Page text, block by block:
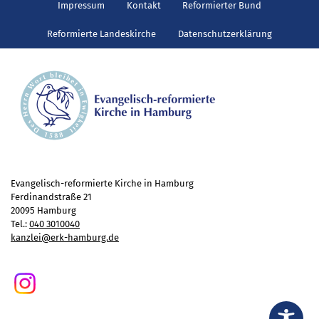
Gottesdienst
Reisen
Jugend
Familiengottesdienst
Konfirmandenunterricht
Konfi-Rookies
Diakonie
Stiftung Altenhof
Frühstück für alle
Wer will noch mitfahren?
Impressum Kontakt Reformierter Bund
Reformierte Landeskirche Datenschutzerklärung
Evangelisch-reformierte Kirche in Hamburg
Ferdinandstraße 21
20095 Hamburg
Tel.: 040 3010040
kanzlei@erk-hamburg.de